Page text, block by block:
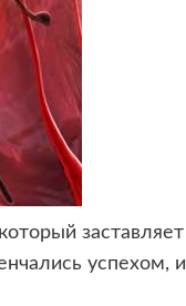
который заставляет
успехом, и